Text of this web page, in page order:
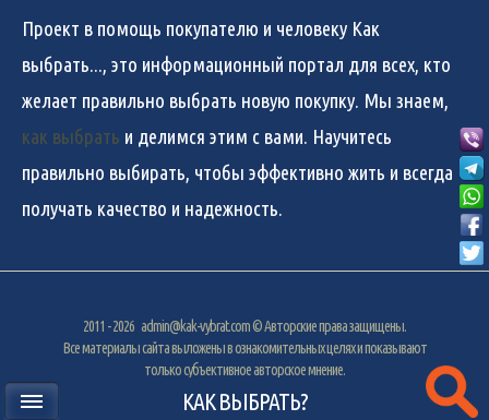
Проект в помощь покупателю и человеку Как
выбрать..., это информационный портал для всех, кто
желает правильно выбрать новую покупку. Мы знаем,
как выбрать и делимся этим с вами. Научитесь
правильно выбирать, чтобы эффективно жить и всегда
получать качество и надежность.
2011 - 2026 admin@kak-vybrat.com© Авторские права защищены.
Все материалы сайта выложены в ознакомительных целях и показывают
только субъективное авторское мнение.
КАК ВЫБРАТЬ?